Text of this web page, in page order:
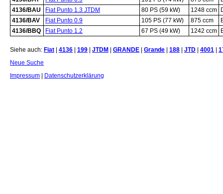
4136/BAU
Fiat Punto 1.3 JTDM 80 PS (59 kW) 1248 ccm
4136/BAV
Fiat Punto 0.9 105 PS (77 kW) 875 ccm
4136/BBQ
Fiat Punto 1.2 67 PS (49 kW) 1242 ccm
Siehe auch: Fiat 4136 199 JTDM GRANDE Grande 188 JTD 4001
Neue Suche
Impressum
Datenschutzerklärung